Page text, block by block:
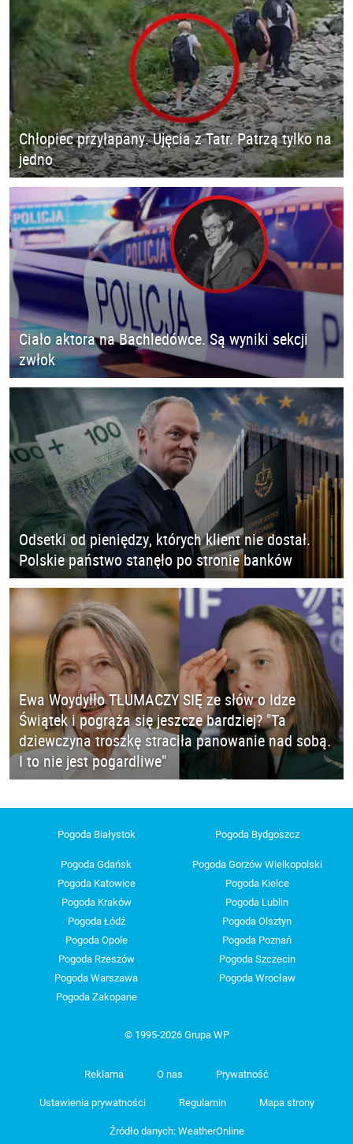
Chłopiec przyłapany. Ujęcia z Tatr. Patrzą tylko na
jedno
Ciało aktora na Bachledówce. Są wyniki sekcji
zwłok
Odsetki od pieniędzy, których klient nie dostał.
Polskie państwo stanęło po stronie banków
Ewa Woydyłło TŁUMACZY SIĘ ze słów o Idze
Świątek i pogrąża się jeszcze bardziej? "Ta
dziewczyna troszkę straciła panowanie nad sobą.
I to nie jest pogardliwe"
Pogoda Białystok Pogoda Bydgoszcz
Pogoda Gdańsk
Pogoda Gorzów Wielkopolski
Pogoda Katowice
Pogoda Kielce
Pogoda Kraków
Pogoda Lublin
Pogoda Łódź
Pogoda Olsztyn
Pogoda Opole
Pogoda Poznań
Pogoda Rzeszów
Pogoda Szczecin
Pogoda Warszawa
Pogoda Wrocław
Pogoda Zakopane
© 1995-2026 Grupa WP
Reklama O nas Prywatność
Ustawienia prywatności Regulamin Mapa strony
Źródło danych: WeatherOnline